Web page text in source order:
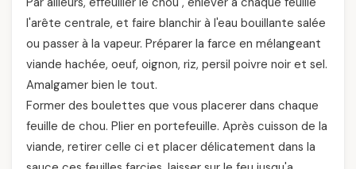
l'arête centrale, et faire blanchir à l'eau bouillante salée
ou passer à la vapeur. Préparer la farce en mélangeant
viande hachée, oeuf, oignon, riz, persil poivre noir et sel.
Amalgamer bien le tout.
Former des boulettes que vous placerer dans chaque
feuille de chou. Plier en portefeuille. Après cuisson de la
viande, retirer celle ci et placer délicatement dans la